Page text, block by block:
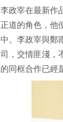
李政宰在最新作
正道的角色，他
中。李政宰與鄭
司，交情匪淺，
的同框合作已經